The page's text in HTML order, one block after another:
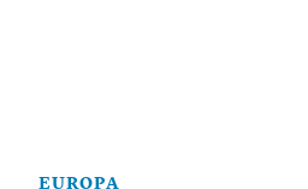
EUROPA